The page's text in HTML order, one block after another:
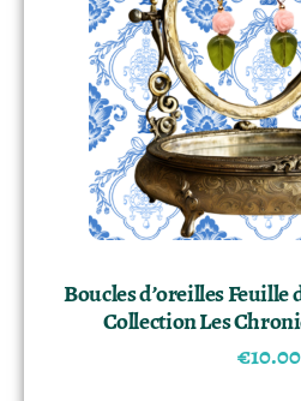
Boucles d’oreilles Feuille
Collection Les
€10.00